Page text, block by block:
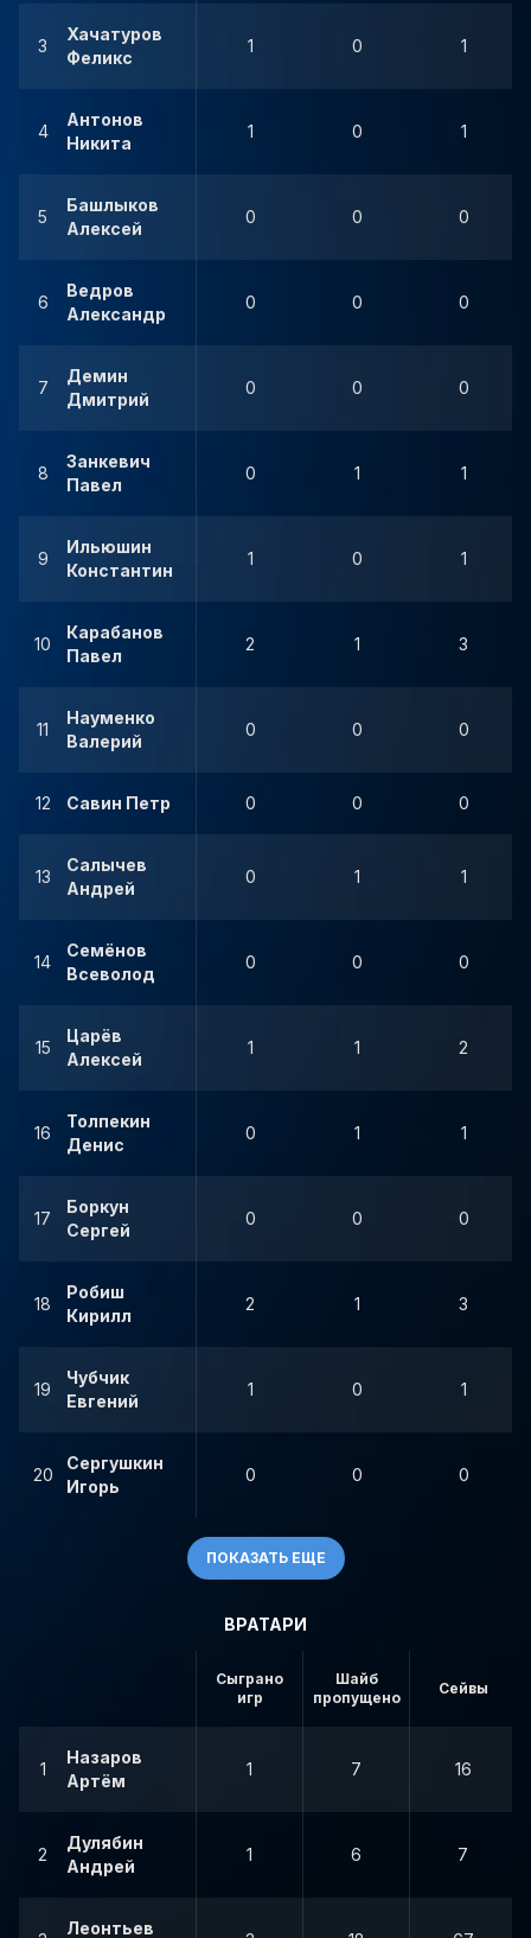
3
Хачатуров
Феликс
1 0 1
4
Антонов
Никита
1 0 1
5
Башлыков
Алексей
0 0 0
6
Ведров
Александр
0 0 0
7
Демин
Дмитрий
0 0 0
8
Занкевич
Павел
0 1 1
9
Ильюшин
Константин
1 0 1
10
Карабанов
Павел
2 1 3
11
Науменко
Валерий
0 0 0
12 Савин Петр 0 0 0
13
Салычев
Андрей
0 1 1
14
Семёнов
Всеволод
0 0 0
15
Царёв
Алексей
1 1 2
16
Толпекин
Денис
0 1 1
17
Боркун
Сергей
0 0 0
18
Робиш
Кирилл
2 1 3
19
Чубчик
Евгений
1 0 1
20
Сергушкин
Игорь
0 0 0
ПОКАЗАТЬ ЕЩЕ
ВРАТАРИ
Сыграно
игр
Шайб
пропущено
Сейвы
1
Назаров
Артём
1 7 16
2
Дулябин
Андрей
1 6 7
Леонтьев